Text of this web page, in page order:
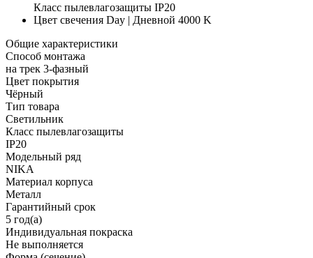
Класс пылевлагозащиты IP20
Цвет свечения Day | Дневной 4000 K
Общие характеристики
Способ монтажа
на трек 3-фазный
Цвет покрытия
Чёрный
Тип товара
Светильник
Класс пылевлагозащиты
IP20
Модельный ряд
NIKA
Материал корпуса
Металл
Гарантийный срок
5 год(а)
Индивидуальная покраска
Не выполняется